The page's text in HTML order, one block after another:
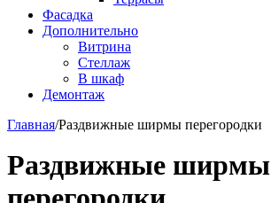
Фасадка
Дополнительно
Витрина
Стеллаж
В шкаф
Демонтаж
Главная/Раздвижные ширмы перегородки
Раздвижные ширмы